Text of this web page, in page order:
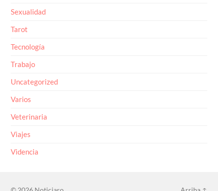
Sexualidad
Tarot
Tecnología
Trabajo
Uncategorized
Varios
Veterinaria
Viajes
Videncia
© 2026 Noticiaro Arriba ↑